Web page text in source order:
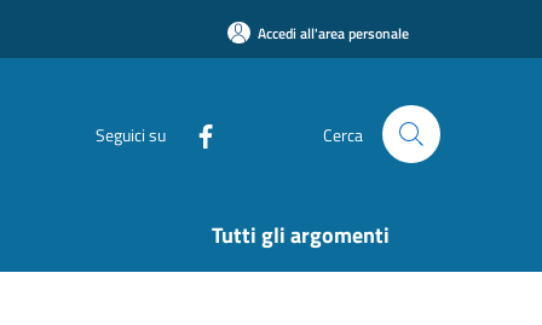
Accedi all'area personale
Seguici su Cerca
Tutti gli argomenti